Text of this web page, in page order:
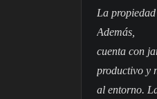
La
Además,
cuenta con
productivo y
al entorno.